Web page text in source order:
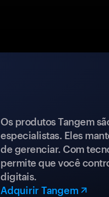
Os produtos Tangem
especialistas. Eles
de gerenciar. Com
permite que você
digitais.
Adquirir Tangem